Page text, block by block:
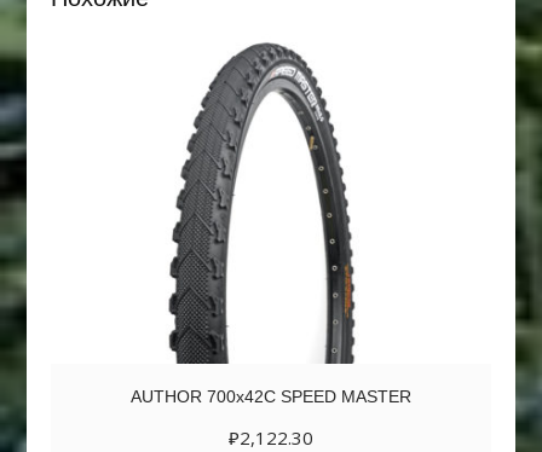
AUTHOR 700х42C SPEED MASTER
₽2,122.30